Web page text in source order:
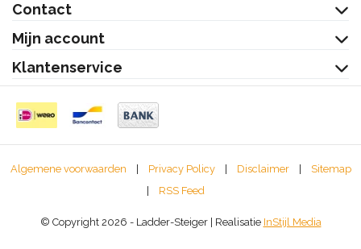
Contact
Mijn account
Klantenservice
Algemene voorwaarden Privacy Policy Disclaimer
Sitemap
RSS Feed
© Copyright 2026 - Ladder-Steiger | Realisatie InStijl Media